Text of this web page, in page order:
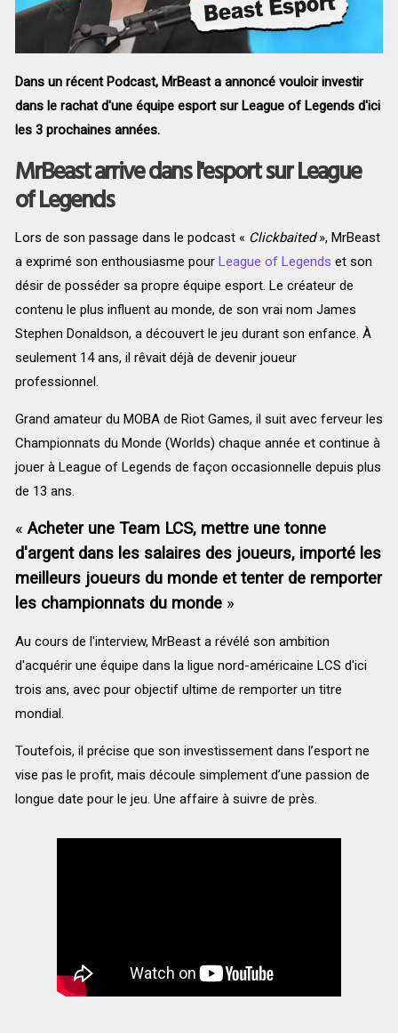
Dans un récent Podcast, MrBeast a annoncé vouloir investir
dans le rachat d'une équipe esport sur League of Legends d'ici
les 3 prochaines années.
MrBeast arrive dans l'esport sur League
of Legends
Lors de son passage dans le podcast « Clickbaited», MrBeast
a exprimé son enthousiasme pour League of Legends et son
désir de posséder sa propre équipe esport. Le créateur de
contenu le plus influent au monde, de son vrai nom James
Stephen Donaldson, a découvert le jeu durant son enfance. À
seulement 14 ans, il rêvait déjà de devenir joueur
professionnel.
Grand amateur du MOBA de Riot Games, il suit avec ferveur les
Championnats du Monde (Worlds) chaque année et continue à
jouer à League of Legends de façon occasionnelle depuis plus
de 13 ans.
«Acheter une Team LCS, mettre une tonne
d'argent dans les salaires des joueurs, importé les
meilleurs joueurs du monde et tenter de remporter
les championnats du monde»
Au cours de l'interview, MrBeast a révélé son ambition
d'acquérir une équipe dans la ligue nord-américaine LCS d'ici
trois ans, avec pour objectif ultime de remporter un titre
mondial.
Toutefois, il précise que son investissement dans l’esport ne
vise pas le profit, mais découle simplement d’une passion de
longue date pour le jeu. Une affaire à suivre de près.